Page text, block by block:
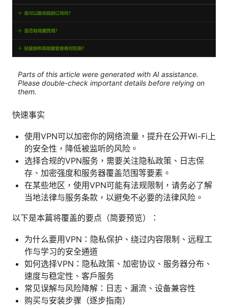
Parts of this article were generated with AI assistance.
Please double-check important details before relying on
them.
快速事实
使用VPN可以加密你的网络流量，提升在公开Wi-Fi上
的安全性，降低被监听的风险。
选择合规的VPN服务，需要关注隐私政策、日志保
存、加密强度和服务器覆盖范围等要素。
在某些地区，使用VPN可能有法规限制，请务必了解
当地法律与服务条款，以避免不必要的法律风险。
以下是本篇将覆盖的要点（简要预览）：
为什么要用VPN：隐私保护、绕过内容限制、远程工
作与学习的安全通道
如何选择VPN：隐私政策、加密协议、服务器分布、
速度与稳定性、客户服务
常见误解与风险降解：日志、漏流、设备兼容性
购买与安装步骤（逐步指南）